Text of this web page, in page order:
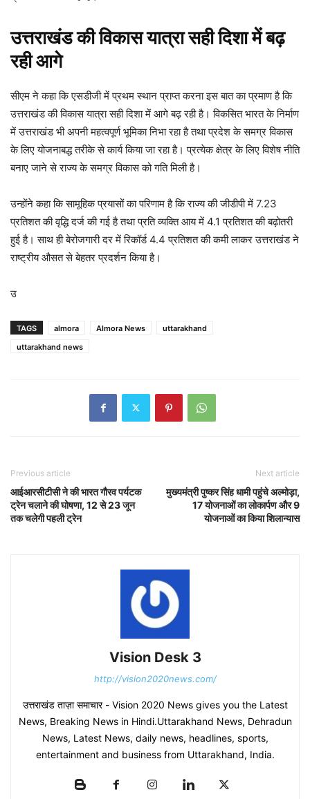
उत्तराखंड की विकास यात्रा सही दिशा में बढ़
रही आगे
सीएम ने कहा कि एसडीजी में प्रथम स्थान प्राप्त करना इस बात का प्रमाण है कि
उत्तराखंड की विकास यात्रा सही दिशा में आगे बढ़ रही है। विकसित भारत के निर्माण
में उत्तराखंड भी अपनी महत्वपूर्ण भूमिका निभा रहा है तथा प्रदेश के समग्र विकास
के लिए योजनाबद्ध तरीके से कार्य किया जा रहा है। प्रत्येक क्षेत्र के लिए विशेष नीति
बनाए जाने से राज्य के समग्र विकास को गति मिली है।
उन्होंने कहा कि सामूहिक प्रयासों का परिणाम है कि राज्य की जीडीपी में 7.23
प्रतिशत की वृद्धि दर्ज की गई है तथा प्रति व्यक्ति आय में 4.1 प्रतिशत की बढ़ोतरी
हुई है। साथ ही बेरोजगारी दर में रिकॉर्ड 4.4 प्रतिशत की कमी लाकर उत्तराखंड ने
राष्ट्रीय औसत से बेहतर प्रदर्शन किया है।
उ
TAGS almora Almora News
uttarakhand
uttarakhand news
Previous article
आईआरसीटीसी ने की भारत गौरव पर्यटक
ट्रेन चलाने की घोषणा, 12 से 23 जून
तक चलेगी पहली ट्रेन
Next article
मुख्यमंत्री पुष्कर सिंह धामी पहुंचे अल्मोड़ा,
17 योजनाओं का लोकार्पण और 9
योजनाओं का किया शिलान्यास
Vision Desk 3
http://vision2020news.com/
उत्तराखंड ताज़ा समाचार - Vision 2020 News gives you the Latest
News, Breaking News in Hindi.Uttarakhand News, Dehradun
News, Latest News, daily news, headlines, sports,
entertainment and business from Uttarakhand, India.